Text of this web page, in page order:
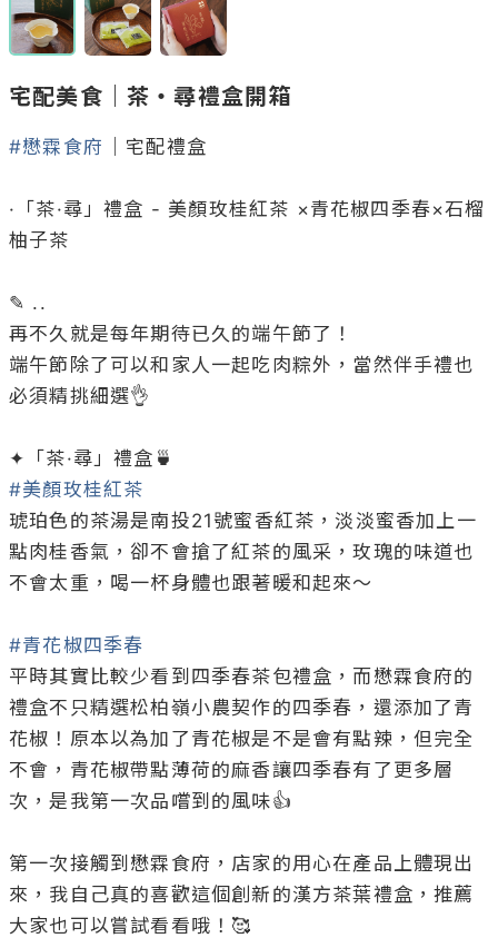
宅配美食｜茶・尋禮盒開箱
#懋霖食府 ｜宅配禮盒
·「茶·尋」禮盒 - 美顏玫桂紅茶 ×青花椒四季春×石榴
柚子茶
✎ ..
再不久就是每年期待已久的端午節了！
端午節除了可以和家人一起吃肉粽外，當然伴手禮也
必須精挑細選👌
#美顏玫桂紅茶
琥珀色的茶湯是南投21號蜜香紅茶，淡淡蜜香加上一
點肉桂香氣，卻不會搶了紅茶的風采，玫瑰的味道也
不會太重，喝一杯身體也跟著暖和起來～
#青花椒四季春
平時其實比較少看到四季春茶包禮盒，而懋霖食府的
禮盒不只精選松柏嶺小農契作的四季春，還添加了青
花椒！原本以為加了青花椒是不是會有點辣，但完全
不會，青花椒帶點薄荷的麻香讓四季春有了更多層
次，是我第一次品嚐到的風味👍
第一次接觸到懋霖食府，店家的用心在產品上體現出
來，我自己真的喜歡這個創新的漢方茶葉禮盒，推薦
大家也可以嘗試看看哦！🥰